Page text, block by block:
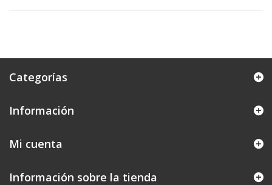
Categorías
Información
Mi cuenta
Información sobre la tienda